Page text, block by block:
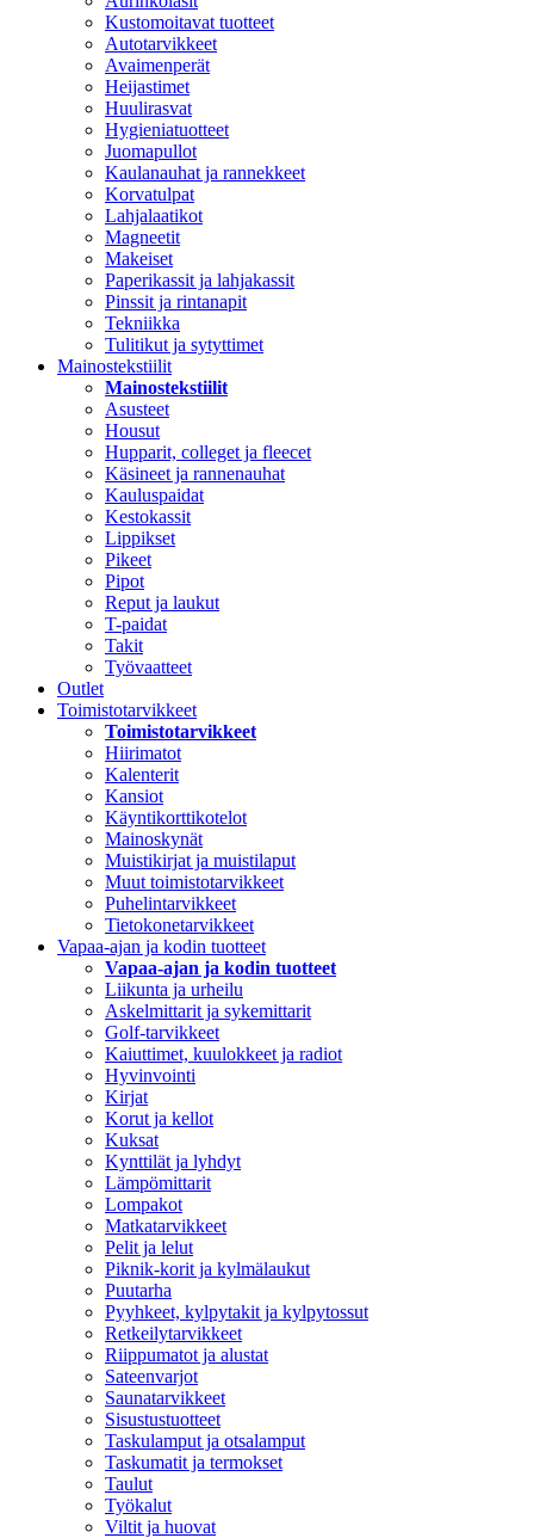
Kustomoitavat tuotteet
Autotarvikkeet
Avaimenperät
Heijastimet
Huulirasvat
Hygieniatuotteet
Juomapullot
Kaulanauhat ja rannekkeet
Korvatulpat
Lahjalaatikot
Magneetit
Makeiset
Paperikassit ja lahjakassit
Pinssit ja rintanapit
Tekniikka
Tulitikut ja sytyttimet
Mainostekstiilit
Mainostekstiilit
Asusteet
Housut
Hupparit, colleget ja fleecet
Käsineet ja rannenauhat
Kauluspaidat
Kestokassit
Lippikset
Pikeet
Pipot
Reput ja laukut
T-paidat
Takit
Työvaatteet
Outlet
Toimistotarvikkeet
Toimistotarvikkeet
Hiirimatot
Kalenterit
Kansiot
Käyntikorttikotelot
Mainoskynät
Muistikirjat ja muistilaput
Muut toimistotarvikkeet
Puhelintarvikkeet
Tietokonetarvikkeet
Vapaa-ajan ja kodin tuotteet
Vapaa-ajan ja kodin tuotteet
Liikunta ja urheilu
Askelmittarit ja sykemittarit
Golf-tarvikkeet
Kaiuttimet, kuulokkeet ja radiot
Hyvinvointi
Kirjat
Korut ja kellot
Kuksat
Kynttilät ja lyhdyt
Lämpömittarit
Lompakot
Matkatarvikkeet
Pelit ja lelut
Piknik-korit ja kylmälaukut
Puutarha
Pyyhkeet, kylpytakit ja kylpytossut
Retkeilytarvikkeet
Riippumatot ja alustat
Sateenvarjot
Saunatarvikkeet
Sisustustuotteet
Taskulamput ja otsalamput
Taskumatit ja termokset
Taulut
Työkalut
Viltit ja huovat